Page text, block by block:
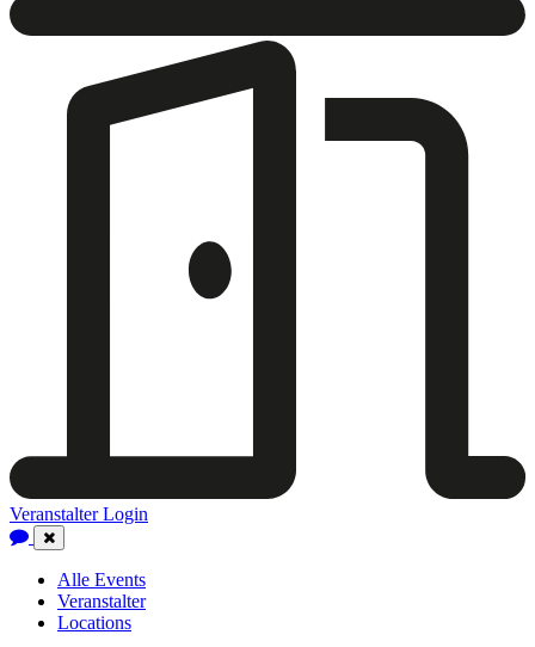
Veranstalter Login
Close
Navigation
Alle Events
Veranstalter
Locations